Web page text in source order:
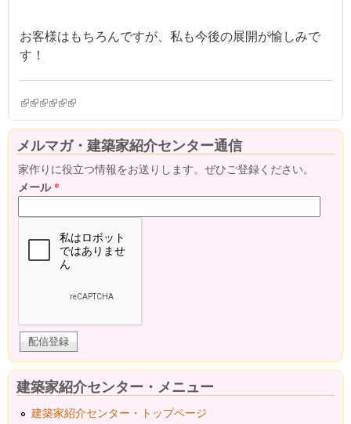
お客様はもちろんですが、私も今後の展開が愉しみで
す！
(link is external)
(link is external)
(link is external)
(link is external)
(link is external)
(link is external)
メルマガ・建築家紹介センター通信
家作りに役立つ情報をお送りします。ぜひご登録ください。
メール*
建築家紹介センター・メニュー
建築家紹介センター・トップページ